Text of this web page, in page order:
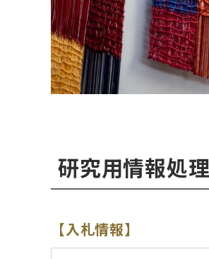
研究用情報処
【入札情報】